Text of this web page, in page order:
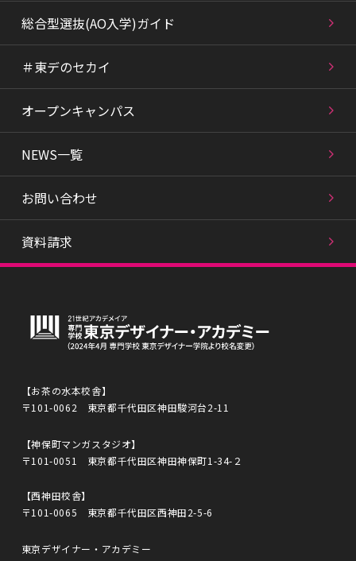
総合型選抜(AO入学)ガイド
＃東デのセカイ
オープンキャンパス
NEWS一覧
お問い合わせ
資料請求
【お茶の水本校舎】
〒101-0062 東京都千代田区神田駿河台2-11
【神保町マンガスタジオ】
〒101-0051 東京都千代田区神田神保町1-34-２
【西神田校舎】
〒101-0065 東京都千代田区西神田2-5-6
東京デザイナー・アカデミー